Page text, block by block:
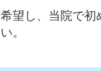
望し、当院で初
。